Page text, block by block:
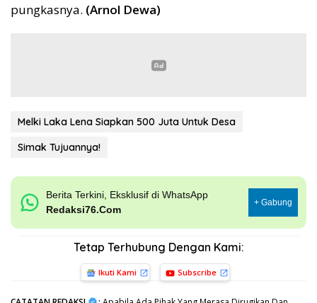
pungkasnya. (Arnol Dewa)
Melki Laka Lena Siapkan 500 Juta Untuk Desa
Simak Tujuannya!
Berita Terkini, Eksklusif di WhatsApp
Redaksi76.Com
+ Gabung
Tetap Terhubung Dengan Kami:
Ikuti Kami Subscribe